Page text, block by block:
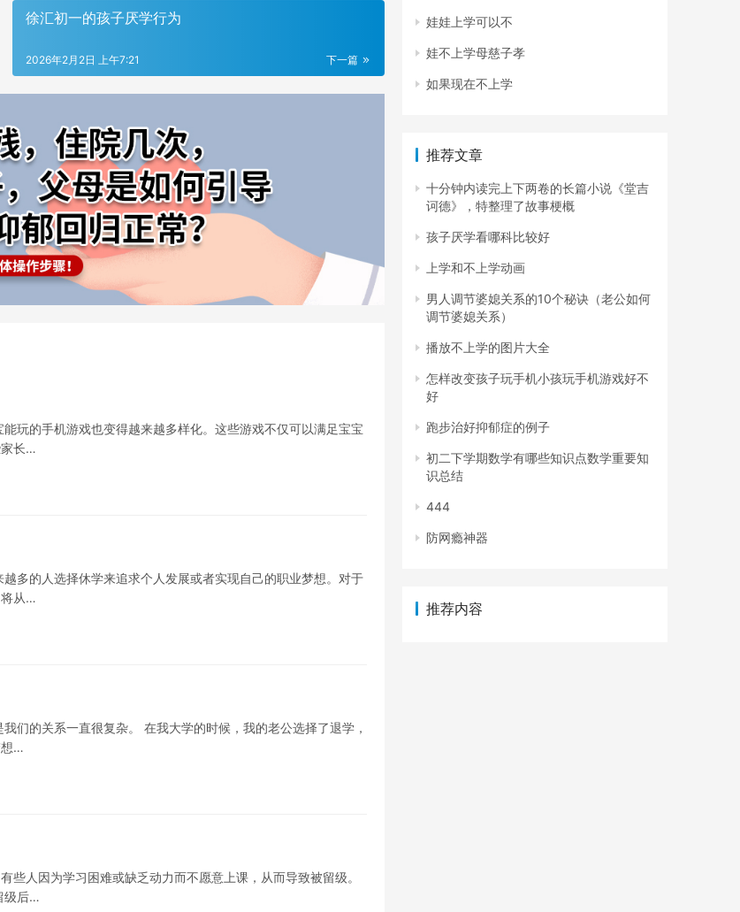
徐汇初一的孩子厌学行为
下一篇
2026年2月2日 上午7:21
玩的手机游戏也变得越来越多样化。这些游戏不仅可以满足宝宝
家长…
多的人选择休学来追求个人发展或者实现自己的职业梦想。对于
将从…
们的关系一直很复杂。 在我大学的时候，我的老公选择了退学，
想…
些人因为学习困难或缺乏动力而不愿意上课，从而导致被留级。
级后…
娃娃上学可以不
娃不上学母慈子孝
如果现在不上学
推荐文章
十分钟内读完上下两卷的长篇小说《堂吉
诃德》，特整理了故事梗概
孩子厌学看哪科比较好
上学和不上学动画
男人调节婆媳关系的10个秘诀（老公如何
调节婆媳关系）
播放不上学的图片大全
怎样改变孩子玩手机小孩玩手机游戏好不
好
跑步治好抑郁症的例子
初二下学期数学有哪些知识点数学重要知
识总结
444
防网瘾神器
推荐内容